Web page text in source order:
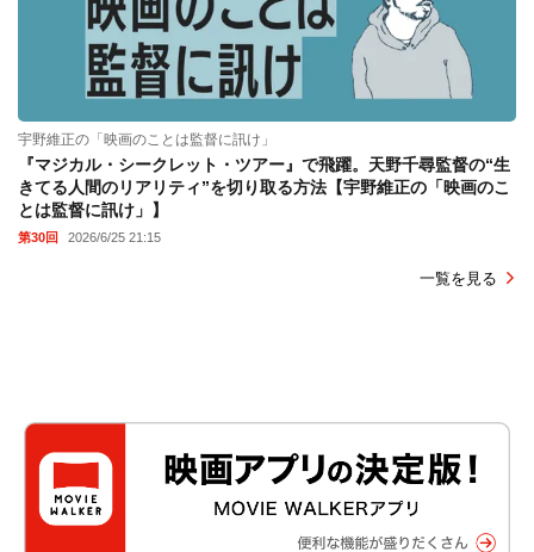
宇野維正の「映画のことは監督に訊け」
『マジカル・シークレット・ツアー』で飛躍。天野千尋監督の“生
きてる人間のリアリティ”を切り取る方法【宇野維正の「映画のこ
とは監督に訊け」】
第30回 2026/6/25 21:15
一覧を見る